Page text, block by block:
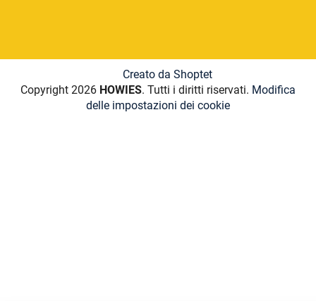
Creato da Shoptet
Copyright 2026 HOWIES. Tutti i diritti riservati. Modifica
delle impostazioni dei cookie